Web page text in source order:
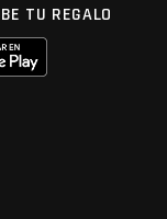
TU REGALO